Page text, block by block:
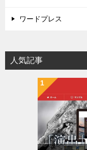
ワードプレス
人気記事